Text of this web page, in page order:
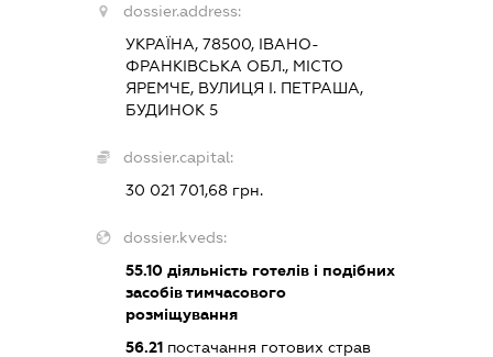
dossier.address:
УКРАЇНА, 78500, ІВАНО-
ФРАНКІВСЬКА ОБЛ., МІСТО
ЯРЕМЧЕ, ВУЛИЦЯ І. ПЕТРАША,
БУДИНОК 5
dossier.capital:
30 021 701,68 грн.
dossier.kveds:
55.10 діяльність готелів і подібних
засобів тимчасового
розміщування
56.21 постачання готових страв